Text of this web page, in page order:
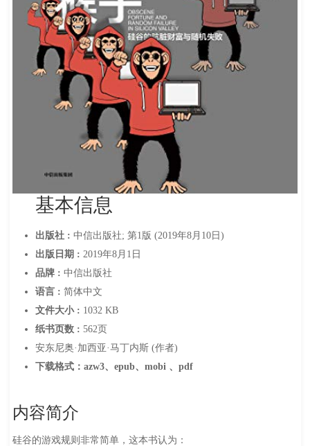
基本信息
出版社 : 中信出版社; 第1版 (2019年8月10日)
出版日期 : 2019年8月1日
品牌 : 中信出版社
语言 : 简体中文
文件大小 : 1032 KB
纸书页数 : 562页
安东尼奥·加西亚·马丁内斯 (作者)
下载格式：azw3、epub、mobi 、pdf
内容简介
硅谷的游戏规则非常简单，这本书认为：